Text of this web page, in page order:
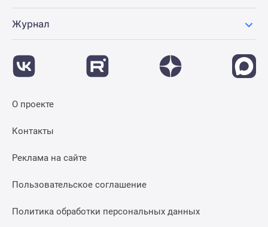
Журнал
О проекте
Контакты
Реклама на сайте
Пользовательское соглашение
Политика обработки персональных данных